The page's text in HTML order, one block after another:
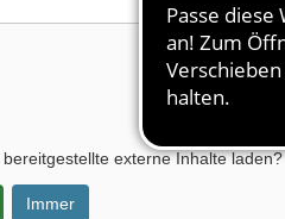
bereitgestellte externe Inhalte laden?
Immer